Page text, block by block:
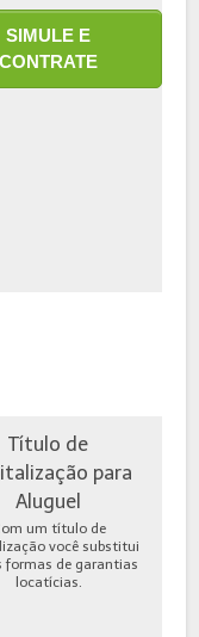
SIMULE E
CONTRATE
Título de
para
Aluguel
um título de
você substitui
formas de garantias
locatícias.